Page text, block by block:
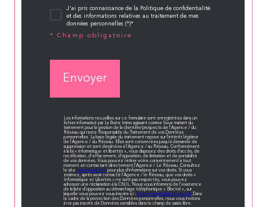
J'ai pris connaissance de la Politique de confidentialité
et des informations relatives au traitement de mes
données personnelles (*)*
* Champ obligatoire
Envoyer
Les informations recueillies sur ce formulaire sont enregistrées dans un
fichier informatisé par La Boite Immo agissant comme Sous-traitant du
traitement pour la gestion de la clientèle/prospects de l'Agence / du
Réseau qui reste Responsable du Traitement de vos Données
personnelles. La base légale du traitement repose sur l'intérêt légitime
de l'Agence / du Réseau. Elles sont conservées jusqu'à demande de
suppression et sont destinées à l'Agence / au Réseau. Conformément
à la loi « informatique et libertés », vous disposez des droits d’accès, de
rectification, d’effacement, d’opposition, de limitation et de portabilité
de vos données. Vous pouvez retirer votre consentement à tout
moment en contactant directement l’Agence / Le Réseau. Consultez
le site https://cnil.fr/frpour plus d’informations sur vos droits. Si vous
estimez, après avoir contacté l'Agence / le Réseau, que vos droits «
Informatique et Libertés » ne sont pas respectés, vous pouvez
adresser une réclamation à la CNIL. Nous vous informons de l’existence
de la liste d'opposition au démarchage téléphonique « Bloctel », sur
laquelle vous pouvez vous inscrire ici : https://www.bloctel.gouv.fr. Dans
le cadre de la protection des Données personnelles, nous vous invitons
à ne pas inscrire de Données sensibles dans le champ de saisie libre.